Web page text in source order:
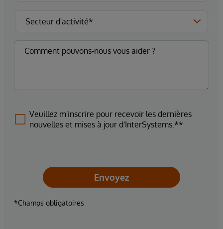
Veuillez m'inscrire pour recevoir les dernières
nouvelles et mises à jour d'InterSystems.**
Envoyez
*Champs obligatoires